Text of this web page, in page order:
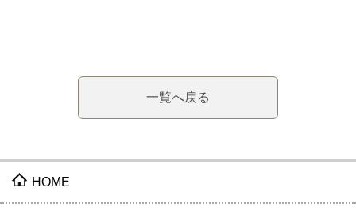
一覧へ戻る
HOME